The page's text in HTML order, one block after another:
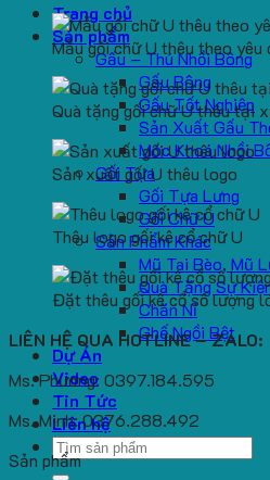
Trang chủ
Sản phẩm
Gấu – Thú Nhồi Bông
Gấu Bông
Gấu Tốt Nghiệp
Sản Xuất Gấu
Móc Khoá Nhồi
Gối Tựa
Gối Tựa Lưng
Gối Chữ U
Sản Phẩm Khác
Mũ Tai Bèo, Mũ
Quà Tặng Sự
Chăn Nỉ
Ghế Ngồi Bệt
Dự Án
Video
Tin Tức
Liên hệ
Search
for:
Mẫu gối chữ U thêu theo yêu
Quà tặng gối chữ U thêu tại
Sản xuất gối U thêu logo
Thêu logo gối kê cổ chữ U
Đặt thêu gối kê cổ số lượng
LIÊN HỆ QUA HOTLINE – ZALO:
Ms. Phương: 0397.184.595
Ms. Minh: 0376.288.492
Sản phẩm